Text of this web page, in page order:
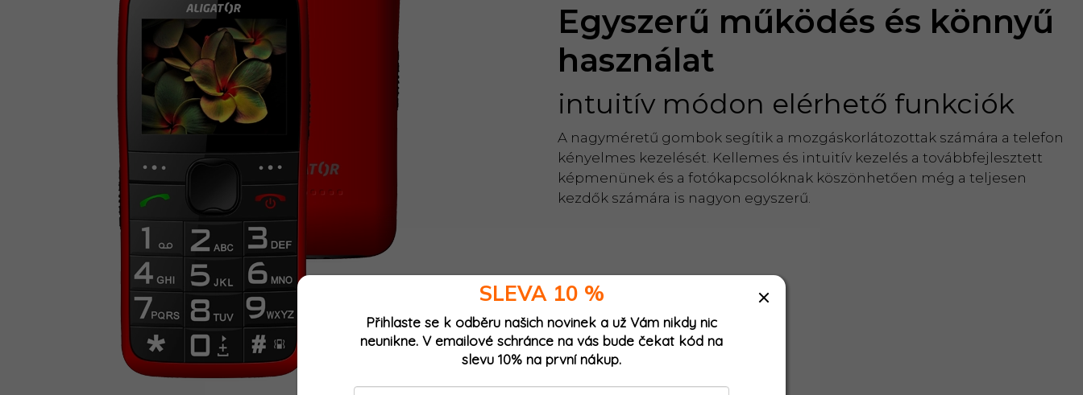
Egyszerű működés és könnyű
használat
intuitív módon elérhető funkciók
A nagyméretű gombok segítik a mozgáskorlátozottak számára a telefon
kényelmes kezelését. Kellemes és intuitív kezelés a továbbfejlesztett
képmenünek és a fotókapcsolóknak köszönhetően még a teljesen
kezdők számára is nagyon egyszerű.
SLEVA 10 %
Přihlaste se k odběru našich novinek a už Vám nikdy nic
neunikne. V emailové schránce na vás bude čekat kód na
slevu 10% na první nákup.